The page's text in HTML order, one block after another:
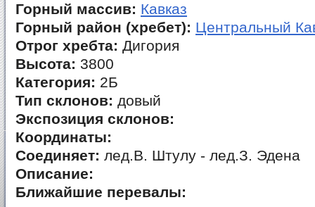
Горный массив: Кавказ
Горный район (хребет): Центральный
Отрог хребта: Дигория
Высота: 3800
Категория: 2Б
Тип склонов: довый
Экспозиция склонов:
Координаты:
Соединяет: лед.В. Штулу - лед.З. Эдена
Описание:
Ближайшие перевалы: